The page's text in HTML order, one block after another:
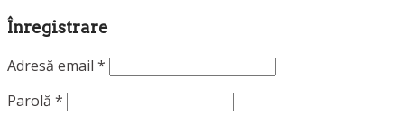
Înregistrare
Adresă email *
Parolă *